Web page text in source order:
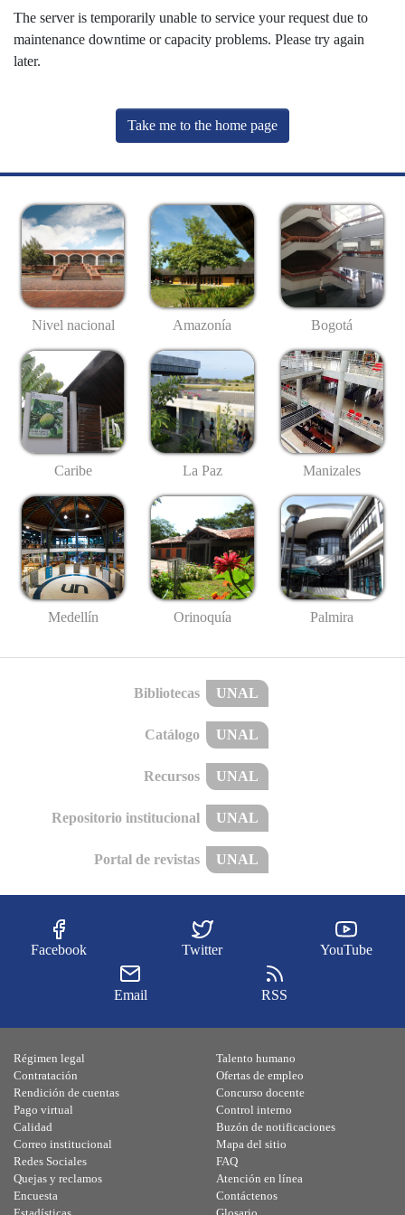
The server is temporarily unable to service your request due to
maintenance downtime or capacity problems. Please try again
later.
Take me to the home page
Nivel nacional Amazonía Bogotá
Caribe La Paz Manizales
Medellín Orinoquía Palmira
Bibliotecas UNAL
Catálogo UNAL
Recursos UNAL
Repositorio institucional UNAL
Portal de revistas UNAL
Facebook Twitter YouTube
Email RSS
Régimen legal
Contratación
Rendición de cuentas
Pago virtual
Calidad
Talento humano
Ofertas de empleo
Concurso docente
Control interno
Buzón de notificaciones
Correo institucional
Redes Sociales
Quejas y reclamos
Encuesta
Mapa del sitio
FAQ
Atención en línea
Contáctenos